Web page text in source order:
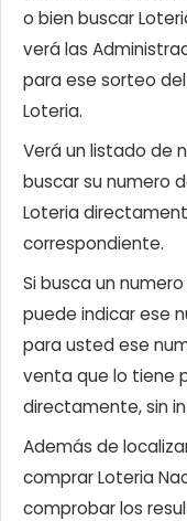
o bien buscar
verá las
para ese sorteo
Loteria.
Verá un listado de
buscar su numero
Loteria
correspondiente.
Si busca un
puede indicar ese
para usted ese
venta que lo tiene
directamente, sin
Además de
comprar Loteria
comprobar los